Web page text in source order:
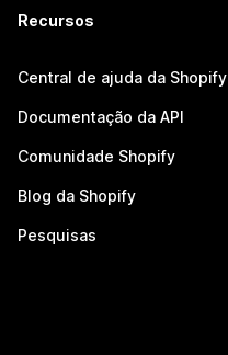
Recursos
Central de ajuda da Shopify
Documentação da API
Comunidade Shopify
Blog da Shopify
Pesquisas